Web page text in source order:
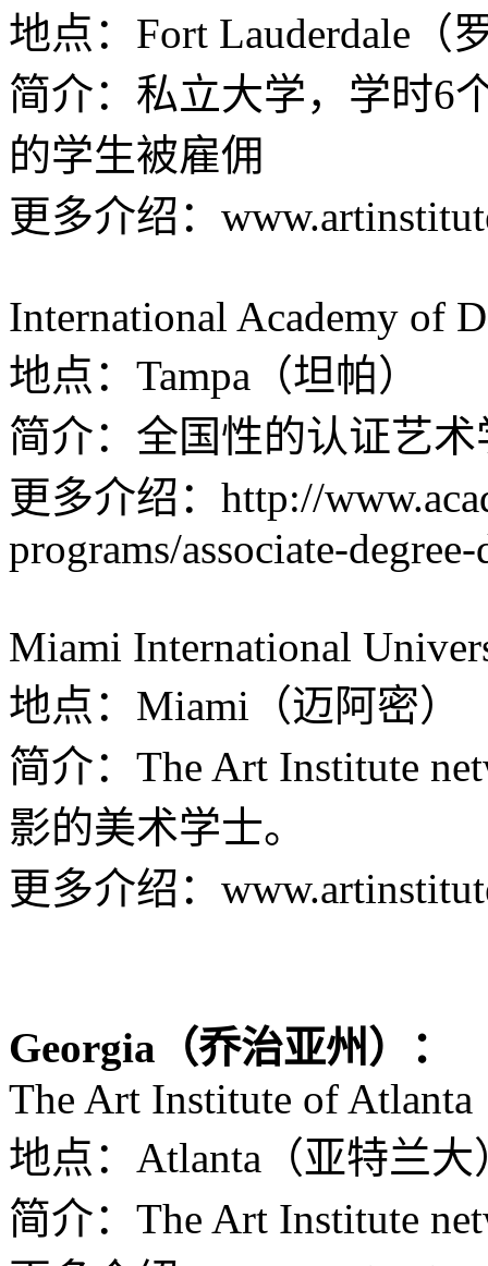
地点：Fort Lauderdale（
简介：私立大学，学时6
的学生被雇佣
更多介绍：
International Academy of
地点：Tampa（坦帕）
简介：全国性的认证艺
更多介绍：http://
programs/associate-
Miami International
地点：Miami（迈阿密）
简介：The Art Institute
影的美术学士。
更多介绍：
Georgia（乔治亚州）：
The Art Institute of Atlanta
地点：Atlanta（亚特兰大
简介：The Art Institute